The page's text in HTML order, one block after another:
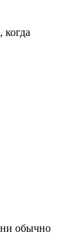
обычно